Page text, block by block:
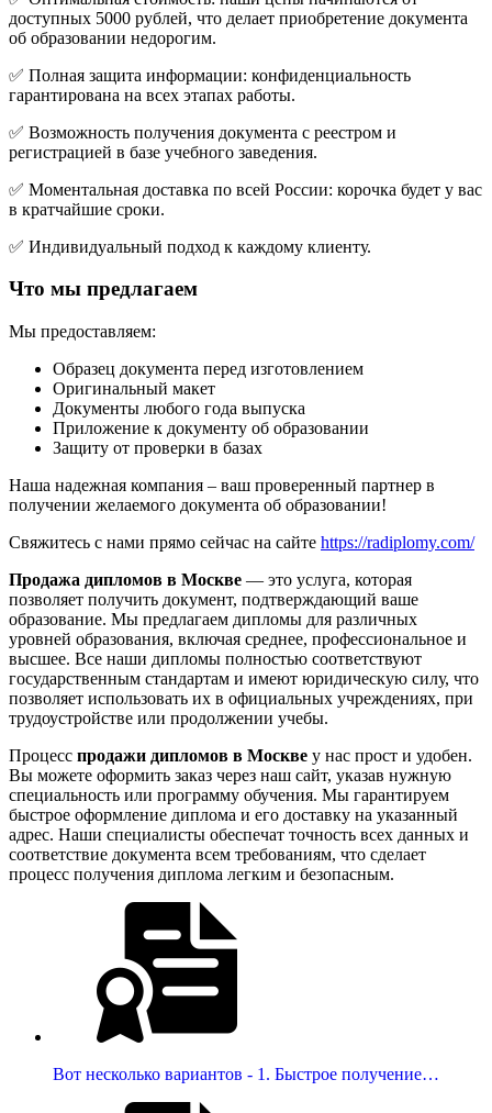
доступных 5000 рублей, что делает приобретение документа
об образовании недорогим.
✅ Полная защита информации: конфиденциальность
гарантирована на всех этапах работы.
✅ Возможность получения документа с реестром и
регистрацией в базе учебного заведения.
✅ Моментальная доставка по всей России: корочка будет у вас
в кратчайшие сроки.
✅ Индивидуальный подход к каждому клиенту.
Что мы предлагаем
Мы предоставляем:
Образец документа перед изготовлением
Оригинальный макет
Документы любого года выпуска
Приложение к документу об образовании
Защиту от проверки в базах
Наша надежная компания – ваш проверенный партнер в
получении желаемого документа об образовании!
Свяжитесь с нами прямо сейчас на сайте https://radiplomy.com/
Продажа дипломов в Москве — это услуга, которая
позволяет получить документ, подтверждающий ваше
образование. Мы предлагаем дипломы для различных
уровней образования, включая среднее, профессиональное и
высшее. Все наши дипломы полностью соответствуют
государственным стандартам и имеют юридическую силу, что
позволяет использовать их в официальных учреждениях, при
трудоустройстве или продолжении учебы.
Процесс продажи дипломов в Москве у нас прост и удобен.
Вы можете оформить заказ через наш сайт, указав нужную
специальность или программу обучения. Мы гарантируем
быстрое оформление диплома и его доставку на указанный
адрес. Наши специалисты обеспечат точность всех данных и
соответствие документа всем требованиям, что сделает
процесс получения диплома легким и безопасным.
Вот несколько вариантов - 1. Быстрое получение…